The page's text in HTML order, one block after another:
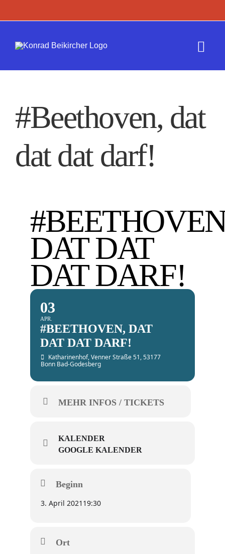
Inhalt
Werk
#Beethoven, dat
dat dat darf!
DAT DAT
DAT DARF!
03
APR.
#BEETHOVEN, DAT
DAT DAT DARF!
Katharinenhof, Venner Straße 51, 53177
Bonn Bad-Godesberg
MEHR INFOS / TICKETS
KALENDER
GOOGLE KALENDER
Beginn
3. April 2021 19:30
Ort